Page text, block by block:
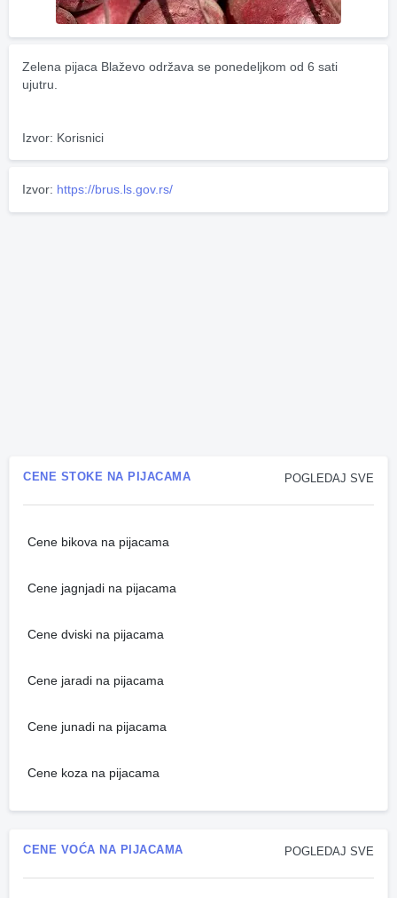
Zelena pijaca Blaževo održava se ponedeljkom od 6 sati
ujutru.
Izvor: Korisnici
Izvor: https://brus.ls.gov.rs/
POGLEDAJ SVE
CENE STOKE NA PIJACAMA
Cene bikova na pijacama
Cene jagnjadi na pijacama
Cene dviski na pijacama
Cene jaradi na pijacama
Cene junadi na pijacama
Cene koza na pijacama
POGLEDAJ SVE
CENE VOĆA NA PIJACAMA